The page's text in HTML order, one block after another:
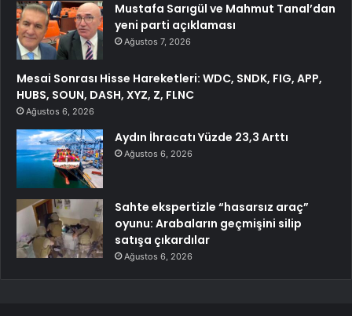
Mustafa Sarıgül ve Mahmut Tanal’dan
yeni parti açıklaması
Ağustos 7, 2026
Mesai Sonrası Hisse Hareketleri: WDC, SNDK, FIG, APP,
HUBS, SOUN, DASH, XYZ, Z, FLNC
Ağustos 6, 2026
Aydın İhracatı Yüzde 23,3 Arttı
Ağustos 6, 2026
Sahte ekspertizle “hasarsız araç”
oyunu: Arabaların geçmişini silip
satışa çıkardılar
Ağustos 6, 2026